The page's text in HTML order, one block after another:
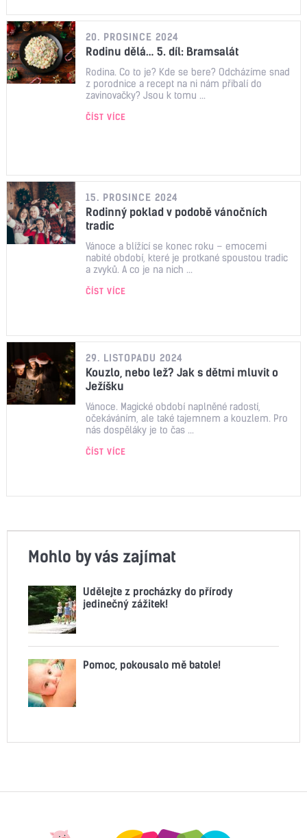
20. PROSINCE 2024
Rodinu dělá… 5. díl: Bramsalát
Rodina. Co to je? Kde se bere? Odcházíme snad
z porodnice a recept na ni nám přibalí do
zavinovačky? Jsou k tomu ...
ČÍST VÍCE
15. PROSINCE 2024
Rodinný poklad v podobě vánočních
tradic
Vánoce a blížící se konec roku – emocemi
nabité období, které je protkané spoustou tradic
a zvyků. A co je na nich ...
ČÍST VÍCE
29. LISTOPADU 2024
Kouzlo, nebo lež? Jak s dětmi mluvit o
Ježíšku
Vánoce. Magické období naplněné radostí,
očekáváním, ale také tajemnem a kouzlem. Pro
nás dospěláky je to čas ...
ČÍST VÍCE
Mohlo by vás zajímat
Udělejte z procházky do přírody
jedinečný zážitek!
Pomoc, pokousalo mě batole!